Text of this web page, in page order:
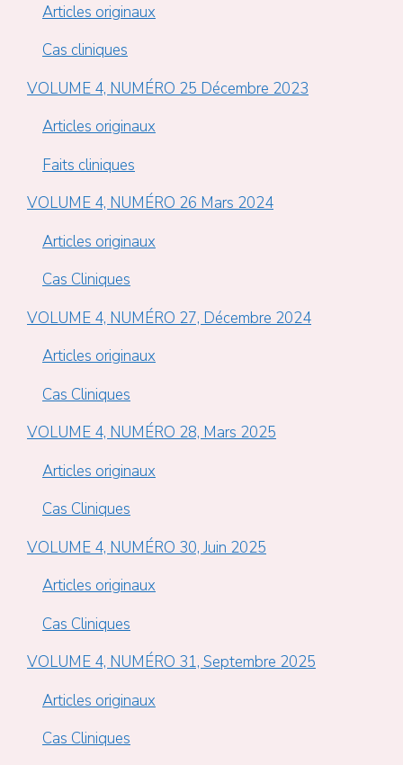
Articles originaux
Cas cliniques
VOLUME 4, NUMÉRO 25 Décembre 2023
Articles originaux
Faits cliniques
VOLUME 4, NUMÉRO 26 Mars 2024
Articles originaux
Cas Cliniques
VOLUME 4, NUMÉRO 27, Décembre 2024
Articles originaux
Cas Cliniques
VOLUME 4, NUMÉRO 28, Mars 2025
Articles originaux
Cas Cliniques
VOLUME 4, NUMÉRO 30, Juin 2025
Articles originaux
Cas Cliniques
VOLUME 4, NUMÉRO 31, Septembre 2025
Articles originaux
Cas Cliniques